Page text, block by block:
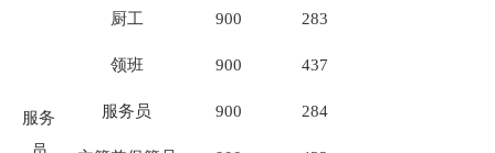
厨工 900 283
服务
领班 900 437
服务员 900 284